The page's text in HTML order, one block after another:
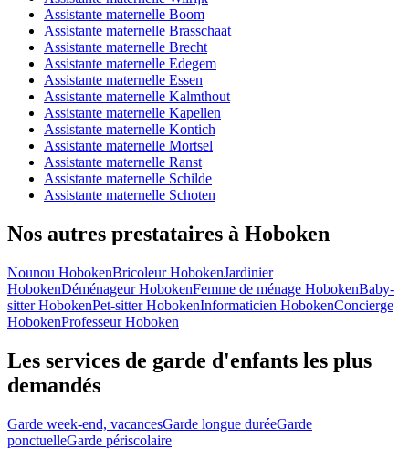
Assistante maternelle Boom
Assistante maternelle Brasschaat
Assistante maternelle Brecht
Assistante maternelle Edegem
Assistante maternelle Essen
Assistante maternelle Kalmthout
Assistante maternelle Kapellen
Assistante maternelle Kontich
Assistante maternelle Mortsel
Assistante maternelle Ranst
Assistante maternelle Schilde
Assistante maternelle Schoten
Nos autres prestataires à Hoboken
Nounou HobokenBricoleur HobokenJardinier
HobokenDéménageur HobokenFemme de ménage HobokenBaby-
sitter HobokenPet-sitter HobokenInformaticien HobokenConcierge
HobokenProfesseur Hoboken
Les services de garde d'enfants les plus
demandés
Garde week-end, vacancesGarde longue duréeGarde
ponctuelleGarde périscolaire